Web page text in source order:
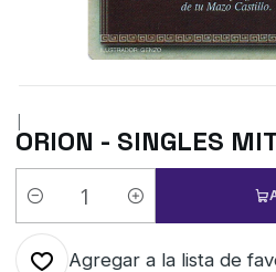
|
ORION - SINGLES
Cantidad
Agregar a la lista de